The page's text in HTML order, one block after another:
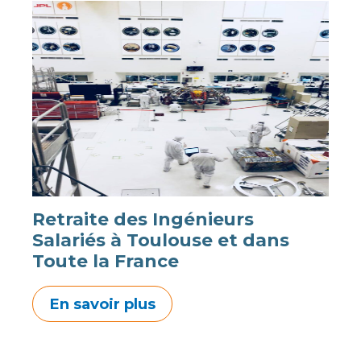
Retraite des Ingénieurs
Salariés à Toulouse et dans
Toute la France
En savoir plus